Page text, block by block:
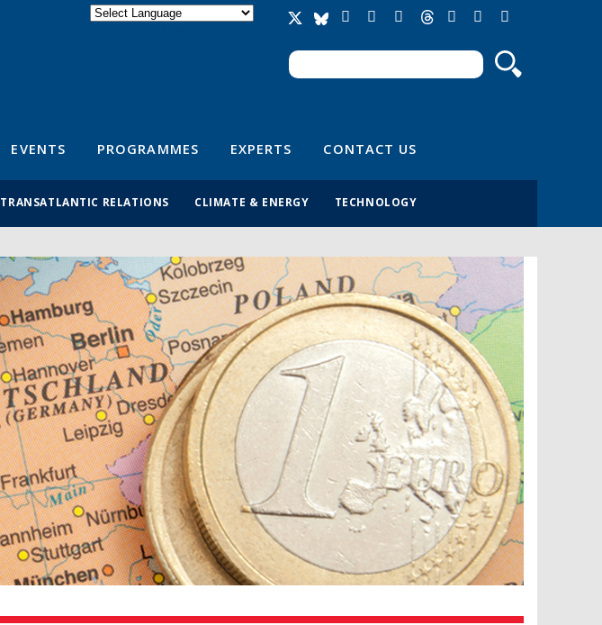
Search form
Search
EVENTS PROGRAMMES EXPERTS CONTACT US
TRANSATLANTIC RELATIONS CLIMATE & ENERGY TECHNOLOGY